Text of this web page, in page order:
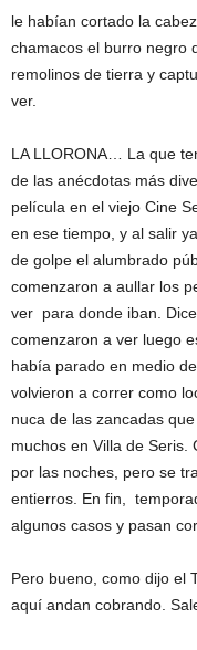
le habían cortado la
chamacos el burro negro
remolinos de tierra y
ver.
LA LLORONA… La que
de las anécdotas más
película en el viejo Cine
en ese tiempo, y al salir
de golpe el alumbrado
comenzaron a aullar los
ver para donde iban.
comenzaron a ver luego
había parado en medio
volvieron a correr como
nuca de las zancadas
muchos en Villa de Seris.
por las noches, pero se
entierros. En fin,
algunos casos y pasan
Pero bueno, como dijo el
aquí andan cobrando.